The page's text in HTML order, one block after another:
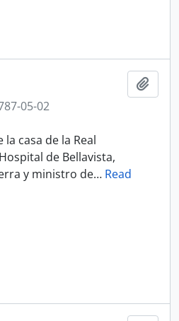
05-02
casa de la Real
de Bellavista,
y ministro de… Read